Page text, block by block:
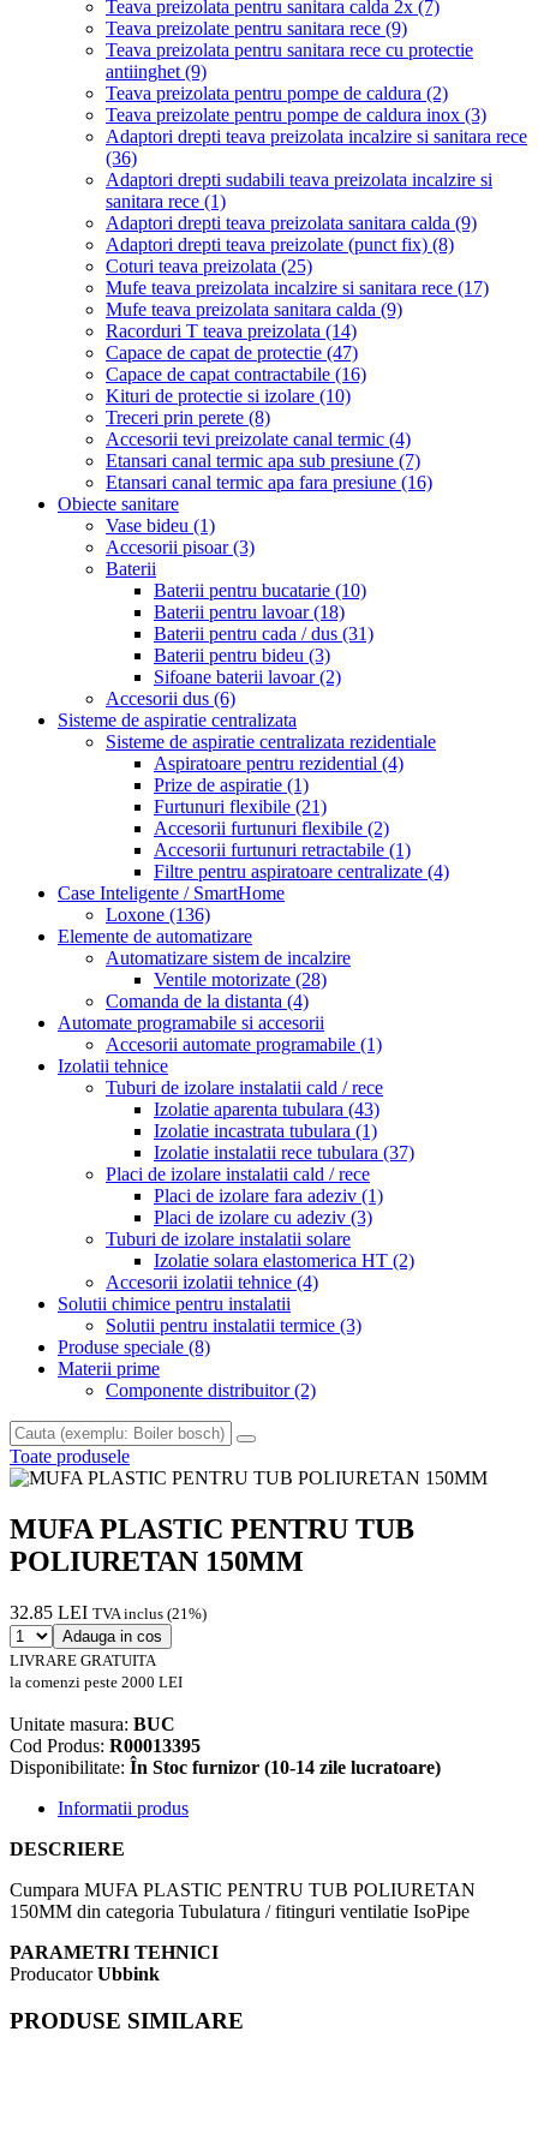
Teava preizolata pentru sanitara calda 2x (7)
Teava preizolate pentru sanitara rece (9)
Teava preizolata pentru sanitara rece cu protectie
antiinghet (9)
Teava preizolata pentru pompe de caldura (2)
Teava preizolate pentru pompe de caldura inox (3)
Adaptori drepti teava preizolata incalzire si sanitara rece
(36)
Adaptori drepti sudabili teava preizolata incalzire si
sanitara rece (1)
Adaptori drepti teava preizolata sanitara calda (9)
Adaptori drepti teava preizolate (punct fix) (8)
Coturi teava preizolata (25)
Mufe teava preizolata incalzire si sanitara rece (17)
Mufe teava preizolata sanitara calda (9)
Racorduri T teava preizolata (14)
Capace de capat de protectie (47)
Capace de capat contractabile (16)
Kituri de protectie si izolare (10)
Treceri prin perete (8)
Accesorii tevi preizolate canal termic (4)
Etansari canal termic apa sub presiune (7)
Etansari canal termic apa fara presiune (16)
Obiecte sanitare
Vase bideu (1)
Accesorii pisoar(3)
Baterii
Baterii pentru bucatarie (10)
Baterii pentru lavoar(18)
Baterii pentru cada / dus (31)
Baterii pentru bideu (3)
Sifoane baterii lavoar(2)
Accesorii dus (6)
Sisteme de aspiratie centralizata
Sisteme de aspiratie centralizata rezidentiale
Aspiratoare pentru rezidential (4)
Prize de aspiratie (1)
Furtunuri flexibile (21)
Accesorii furtunuri flexibile (2)
Accesorii furtunuri retractabile (1)
Filtre pentru aspiratoare centralizate (4)
Case Inteligente / SmartHome
Loxone (136)
Elemente de automatizare
Automatizare sistem de incalzire
Ventile motorizate (28)
Comanda de la distanta (4)
Automate programabile si accesorii
Accesorii automate programabile (1)
Izolatii tehnice
Tuburi de izolare instalatii cald / rece
Izolatie aparenta tubulara (43)
Izolatie incastrata tubulara (1)
Izolatie instalatii rece tubulara (37)
Placi de izolare instalatii cald / rece
Placi de izolare fara adeziv (1)
Placi de izolare cu adeziv (3)
Tuburi de izolare instalatii solare
Izolatie solara elastomerica HT (2)
Accesorii izolatii tehnice (4)
Solutii chimice pentru instalatii
Solutii pentru instalatii termice (3)
Produse speciale (8)
Materii prime
Componente distribuitor(2)
Toate produsele
MUFA PLASTIC PENTRU TUB
POLIURETAN 150MM
32.85 LEI TVA inclus (21%)
Adauga in cos
LIVRARE GRATUITA
la comenzi peste 2000 LEI
Unitate masura: BUC
Cod Produs: R00013395
Disponibilitate: În Stoc furnizor (10-14 zile lucratoare)
Informatii produs
DESCRIERE
Cumpara MUFA PLASTIC PENTRU TUB POLIURETAN
150MM din categoria Tubulatura / fitinguri ventilatie IsoPipe
PARAMETRI TEHNICI
Producator Ubbink
PRODUSE SIMILARE